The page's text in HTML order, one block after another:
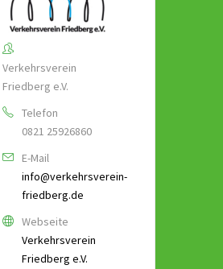
Verkehrsverein
Friedberg e.V.
Telefon
0821 25926860
E-Mail
info@verkehrsverein-
friedberg.de
Webseite
Verkehrsverein
Friedberg e.V.